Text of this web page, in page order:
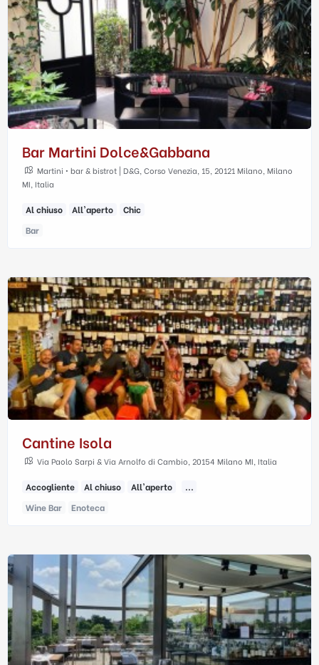
Bar Martini Dolce&gabbana
Martini • bar & bistrot | D&G, Corso Venezia, 15, 20121 Milano, Milano
MI, Italia
Al chiuso All'aperto
Chic
Bar
Cantine Isola
Via Paolo Sarpi & Via Arnolfo di Cambio, 20154 Milano MI, Italia
Accogliente Al chiuso All'aperto
...
Wine Bar
Enoteca